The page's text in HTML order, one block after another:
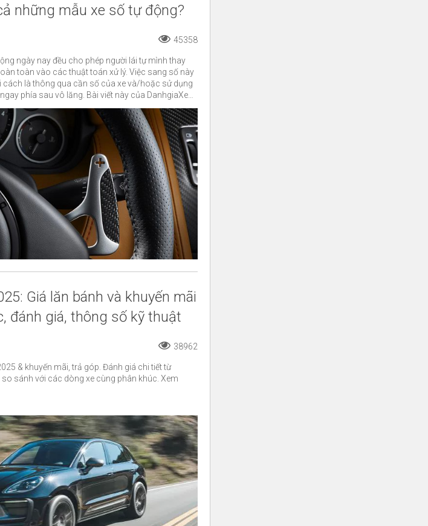
những mẫu xe số tự động?
45358
ngày nay đều cho phép người lái tự mình thay
toàn vào các thuật toán xử lý. Việc sang số này
cách là thông qua cần số của xe và/hoặc sử dụng
Bài viết này của DanhgiaXe
- trang bị đang ngày càng trở nên phổ biến ngay cả
Giá lăn bánh và khuyến mãi
đánh giá, thông số kỹ thuật
38962
& khuyến mãi, trả góp. Đánh giá chi tiết từ
sánh với các dòng xe cùng phân khúc. Xem